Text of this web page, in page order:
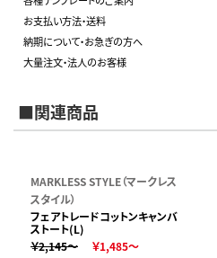
お支払い方法・送料
納期について・お急ぎの方へ
大量注文・法人のお客様
■関連商品
MARKLESS STYLE（マークレス
スタイル）
フェアトレードコットンキャンバ
ストート(L)
￥2,145～
￥1,485～